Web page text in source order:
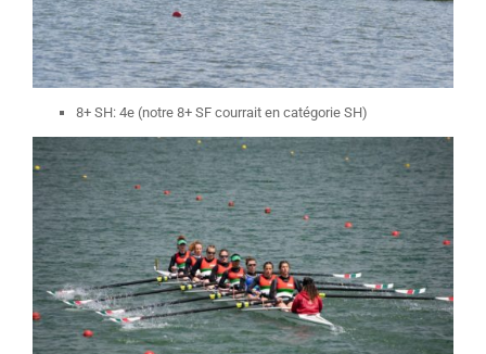
8+ SH: 4e (notre 8+ SF courrait en catégorie SH)